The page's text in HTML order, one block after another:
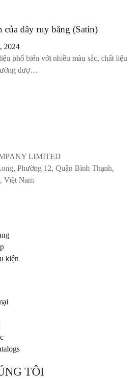
của dây ruy băng (Satin)
2024
phổ biến với nhiều màu sắc, chất liệu
đượ…
LIMITED
Phường 12, Quận Bình Thạnh,
Việt Nam
kiện
TÔI